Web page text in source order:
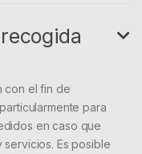
con el fin de
para
en caso que
Es posible